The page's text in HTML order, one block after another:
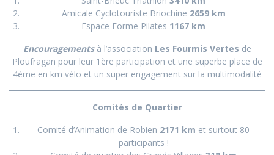
Amicale Cyclotouriste Briochine 2659 km
Espace Forme Pilates 1167 km
Encouragementsà l’association Les Fourmis Vertes de
Ploufragan pour leur 1ère participation et une superbe place de
4ème en km vélo et un super engagement sur la multimodalité
Comités de Quartier
Comité d’Animation de Robien 2171 km et surtout 80
participants !